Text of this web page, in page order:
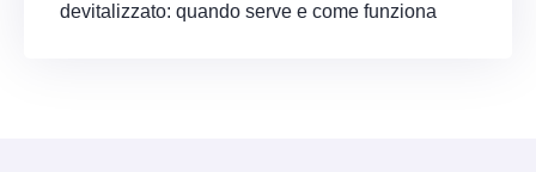
devitalizzato: quando serve e come funziona